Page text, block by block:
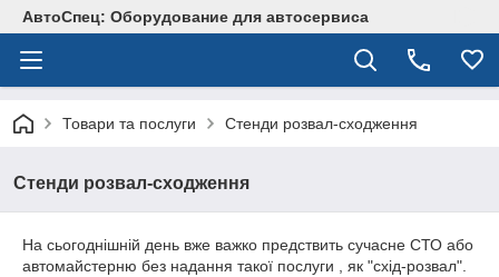
АвтоСпец: Оборудование для автосервиса
Товари та послуги Стенди розвал-сходження
Стенди розвал-сходження
На сьогоднішній день вже важко предствить сучасне СТО або
автомайстерню без надання такої послуги , як "схід-розвал".